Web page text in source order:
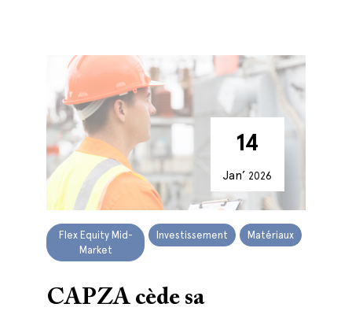
14
Jan’ 2026
Flex Equity Mid-
Market
Investissement Matériaux
CAPZA cède sa